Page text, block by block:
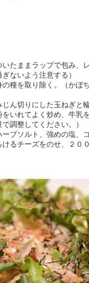
たままラップで包み、
ないよう注意する）
種を取り除く。（かぼ
ん切りにした玉ねぎと
いれてよく炒め、牛乳
調整してください。）
ブソルト、強めの塩、
るチーズをのせ、２０